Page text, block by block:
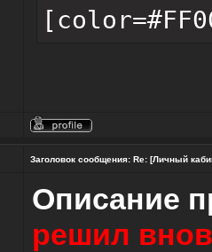
Заголовок сообщения: Re: [Личный
Описание
решил